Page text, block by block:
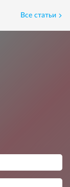
Все статьи